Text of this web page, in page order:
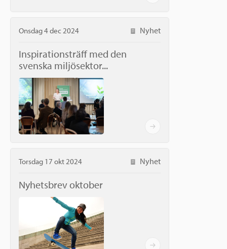
Onsdag 4 dec 2024 Nyhet
Inspirationsträff med den
svenska miljösektor...
Torsdag 17 okt 2024 Nyhet
Nyhetsbrev oktober